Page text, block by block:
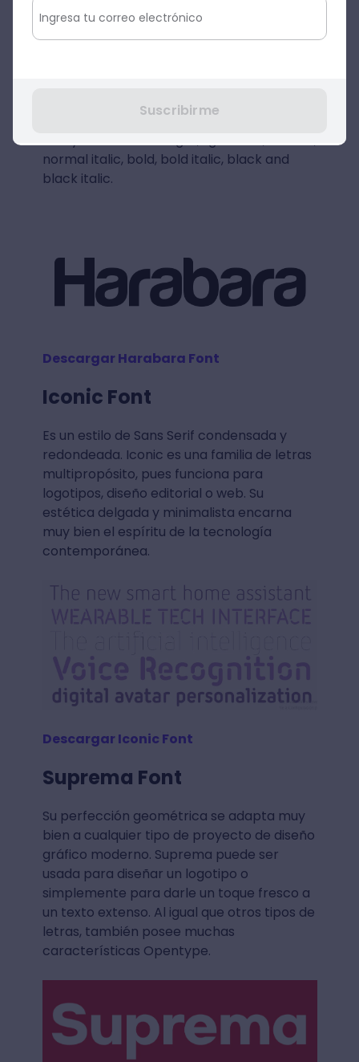
caracteres definidos y 169 glifos únicos. Es
una fuente para logosgratuitapara uso
desarrolló una nueva versión llamada
Harabara Mais . La familia de esta última
normal italic, bold, bold italic, black and
black italic.
Descargar Harabara Font
Iconic Font
Es un estilo de Sans Serif condensada y
redondeada. Iconic es una familia de letras
multipropósito, pues funciona para
logotipos, diseño editorial o web. Su
estética delgada y minimalista encarna
muy bien el espíritu de la tecnología
contemporánea.
Descargar Iconic Font
Suprema Font
Su perfección geométrica se adapta muy
bien a cualquier tipo de proyecto de diseño
gráfico moderno. Suprema puede ser
usada para diseñar un logotipo o
simplemente para darle un toque fresco a
un texto extenso. Al igual que otros tipos de
letras, también posee muchas
características Opentype.
Suscribirme